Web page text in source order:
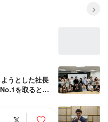
うとした社長
を取ると決
ける壮絶な人